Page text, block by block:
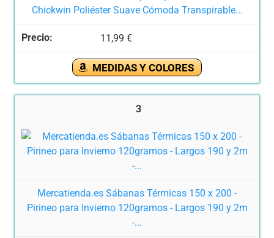
Chickwin Poliéster Suave Cómoda Transpirable...
11,99 €
MEDIDAS Y COLORES
3
Mercatienda.es Sábanas Térmicas 150 x 200 -
Pirineo para Invierno 120gramos - Largos 190 y 2m
-...